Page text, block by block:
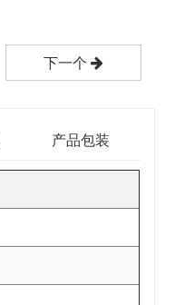
下一个
产品包装